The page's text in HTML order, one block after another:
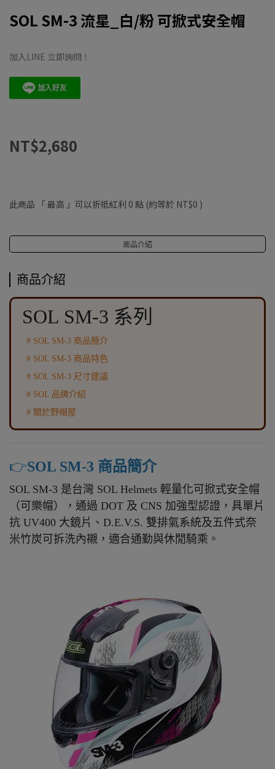
SOL SM-3 流星_白/粉 可掀式安全帽
加入LINE 立即詢問！
NT$2,680
此商品 「 最高 」可以折抵紅利 0 點 (約等於 NT$0 )
商品介紹
商品介紹
SOL SM-3 系列
# SOL SM-3 商品簡介
# SOL SM-3 商品特色
# SOL SM-3 尺寸建議
# SOL 品牌介紹
# 關於野帽屋
👉️SOL SM-3 商品簡介
SOL SM-3 是台灣 SOL Helmets 輕量化可掀式安全帽
（可樂帽），通過 DOT 及 CNS 加強型認證，具單片
抗 UV400 大鏡片、D.E.V.S. 雙排氣系統及五件式奈
米竹炭可拆洗內襯，適合通勤與休閒騎乘。